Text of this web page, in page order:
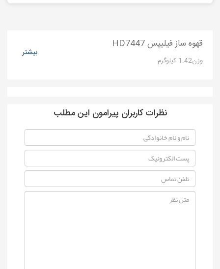
قهوه ساز فیلیپس HD7447
وزن1.42 کیلوگرم
بیشتر
نظرات کاربران پیرامون این مطلب